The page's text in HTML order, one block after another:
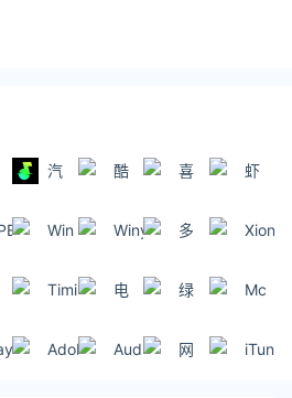
汽
音
酷
音
喜
拉
虾
音
Win
Winyl
多
DJ
Xion
player
TimingLaba（定
播
电
基
绿
多
Mc
好
Adobe
Audio
网
iTunes